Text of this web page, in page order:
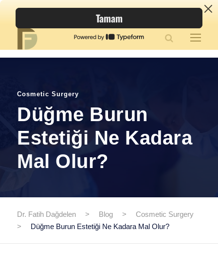
Cosmetic Surgery
Düğme Burun
Estetiği Ne Kadara
Mal Olur?
Dr. Fatih Dağdelen > Blog >
Cosmetic Surgery
>
Düğme Burun Estetiği Ne Kadara Mal Olur?